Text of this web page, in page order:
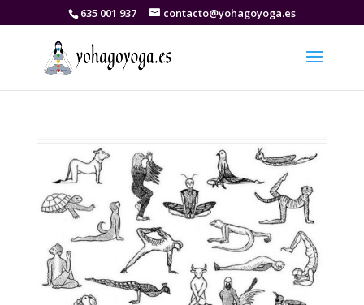
635 001 937 contacto@yohagoyoga.es